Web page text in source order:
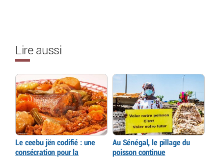
Lire aussi
Le ceebu jën codifié : une
consécration pour la
Au Sénégal, le pillage du
poisson continue